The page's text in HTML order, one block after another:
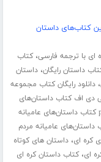
کتاب‌های داستان
ای با ترجمه فارسی،کتاب
داستان رایگان،داستان
،دانلود رایگان کتاب مجموعه
دی اف کتاب داستان‌های
دانلود pdf کتاب داستان‌های عامیانه
داستان‌های عامیانه مردم
کره ای،داستان های کوتاه
ای،کتاب داستان کره ای